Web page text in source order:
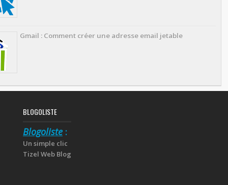
Gmail : Comment créer une adresse email jetable
BLOGOLISTE
Blogoliste :
Un simple clic
Tizel Web Blog